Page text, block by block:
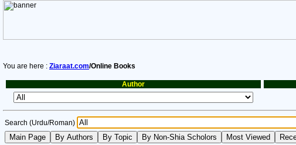
You are here : Ziaraat.com/Online Books
Author
Search (Urdu/Roman)